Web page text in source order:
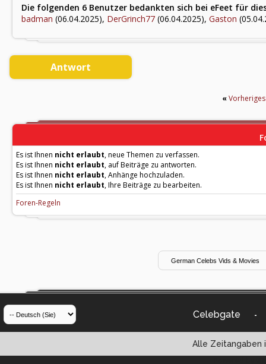
Die folgenden 6 Benutzer bedankten sich bei eFeet für
badman (06.04.2025), DerGrinch77 (06.04.2025), Gaston
Antwort
«
Es ist Ihnen nicht erlaubt, neue Themen zu verfassen.
Es ist Ihnen nicht erlaubt, auf Beiträge zu antworten.
Es ist Ihnen nicht erlaubt, Anhänge hochzuladen.
Es ist Ihnen nicht erlaubt, Ihre Beiträge zu bearbeiten.
Foren-Regeln
Celebgate -
Alle Zeitangaben